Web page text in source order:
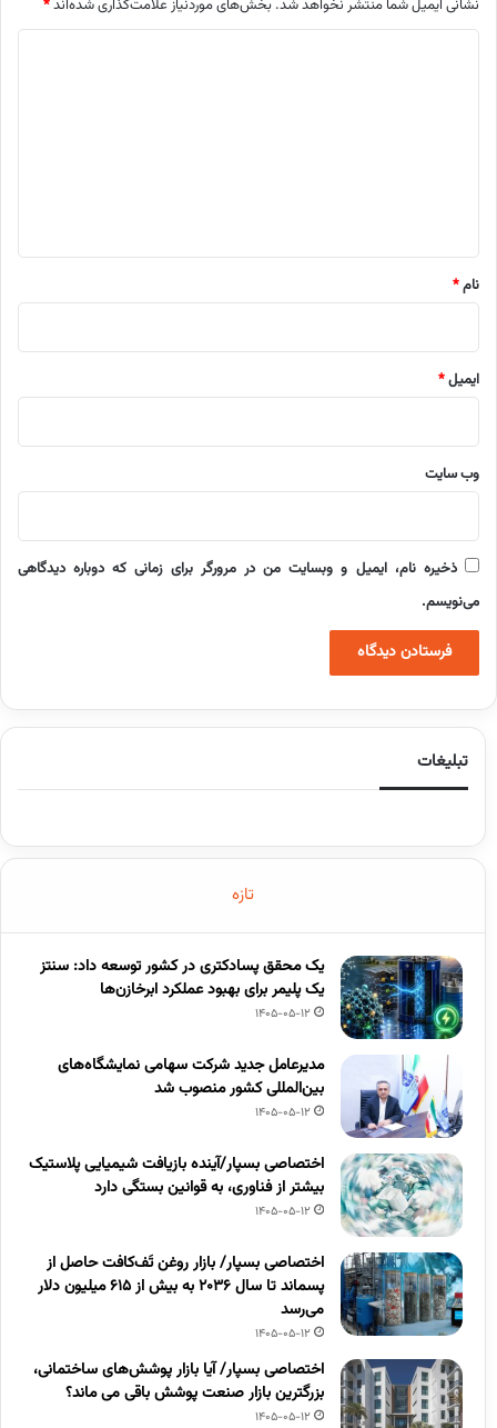
نشانی ایمیل شما منتشر نخواهد شد. بخش‌های موردنیاز علامت‌گذاری شده‌اند*
نام*
ایمیل*
وب‌ سایت
ذخیره نام، ایمیل و وبسایت من در مرورگر برای زمانی که دوباره دیدگاهی
می‌نویسم.
تبلیغات
تازه
یک محقق پسادکتری در کشور توسعه داد: سنتز
یک پلیمر برای بهبود عملکرد ابرخازن‌ها
1405-05-12
مدیرعامل جدید شرکت سهامی نمایشگاه‌های
بین‌المللی کشور منصوب شد
1405-05-12
اختصاصی بسپار/آینده بازیافت شیمیایی پلاستیک
بیشتر از فناوری، به قوانین بستگی دارد
1405-05-12
اختصاصی بسپار/ بازار روغن تَف‌کافت حاصل از
پسماند تا سال ۲۰۳۶ به بیش از ۶۱۵ میلیون دلار
می‌رسد
1405-05-12
اختصاصی بسپار/ آیا بازار پوشش‌های ساختمانی،
بزرگترین بازار صنعت پوشش باقی می ماند؟
1405-05-12